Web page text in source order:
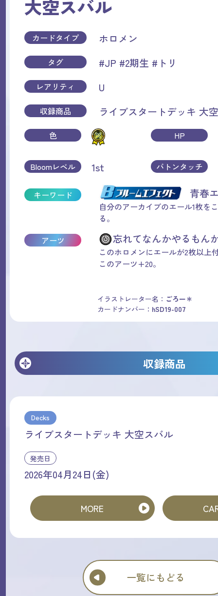
大空スバル
カードタイプ ホロメン
タグ #JP #2期生 #トリ
レアリティ U
収録商品 ライブスタートデッキ 大
色 HP
Bloomレベル 1st バトンタッチ
キーワード 青春
自分のアーカイブのエール1枚を
る。
アーツ
忘れてなんかやるも
このホロメンにエールが2枚以上
このアーツ+20。
イラストレーター名： ごろー＊
カードナンバー： hSD19-007
収録商品
Decks
ライブスタートデッキ 大空スバル
発売日
2026年04月24日(金)
MORE
一覧にもどる